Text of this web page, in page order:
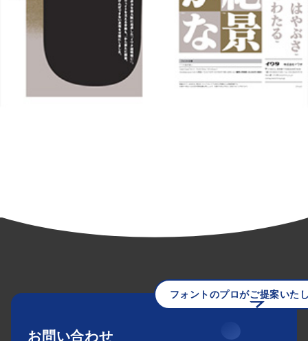
フォントのプロがご提案いた
お問い合わせ